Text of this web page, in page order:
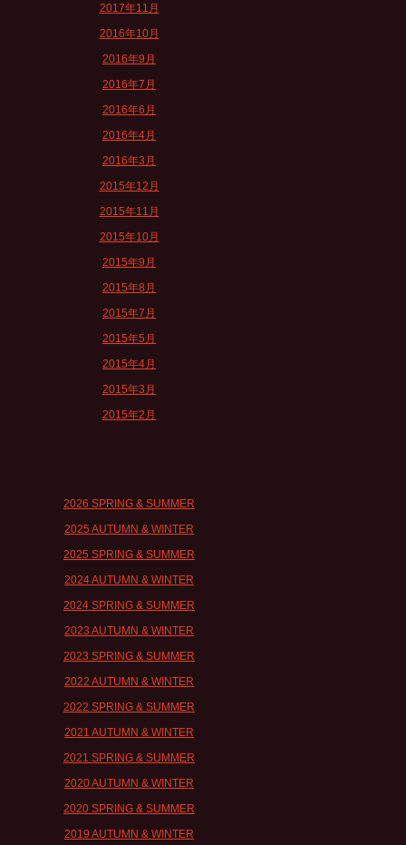
2017年11月
2016年10月
2016年9月
2016年7月
2016年6月
2016年4月
2016年3月
2015年12月
2015年11月
2015年10月
2015年9月
2015年8月
2015年7月
2015年5月
2015年4月
2015年3月
2015年2月
2026 SPRING & SUMMER
2025 AUTUMN & WINTER
2025 SPRING & SUMMER
2024 AUTUMN & WINTER
2024 SPRING & SUMMER
2023 AUTUMN & WINTER
2023 SPRING & SUMMER
2022 AUTUMN & WINTER
2022 SPRING & SUMMER
2021 AUTUMN & WINTER
2021 SPRING & SUMMER
2020 AUTUMN & WINTER
2020 SPRING & SUMMER
2019 AUTUMN & WINTER